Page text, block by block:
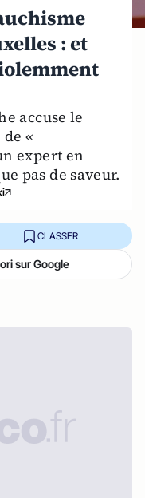
: et
accuse le
«
expert en
pas de saveur.
CLASSER
sur Google